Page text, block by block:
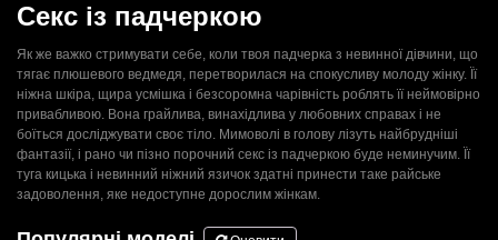
Секс із падчеркою
Як же важко стримувати себе, коли твоя падчерка з невинної дівчини, що
тягає плюшевого ведмедя, перетворилася на спокусливу молоду жінку. Її
ніжна шкіра, щира усмішка і безсоромна чарівність роблять її неймовірно
привабливою. Вона грайлива, винахідлива у любовних справах і не
боїться досліджувати своє тіло. Мимоволі в голову лізуть найбрудніші
фантазії, і рано чи пізно порочний секс із падчеркою буде неминучим. Її
туга кицька і невинний ніжний язичок здатні принести таке райське
задоволення, яке недоступне дорослим жінкам.